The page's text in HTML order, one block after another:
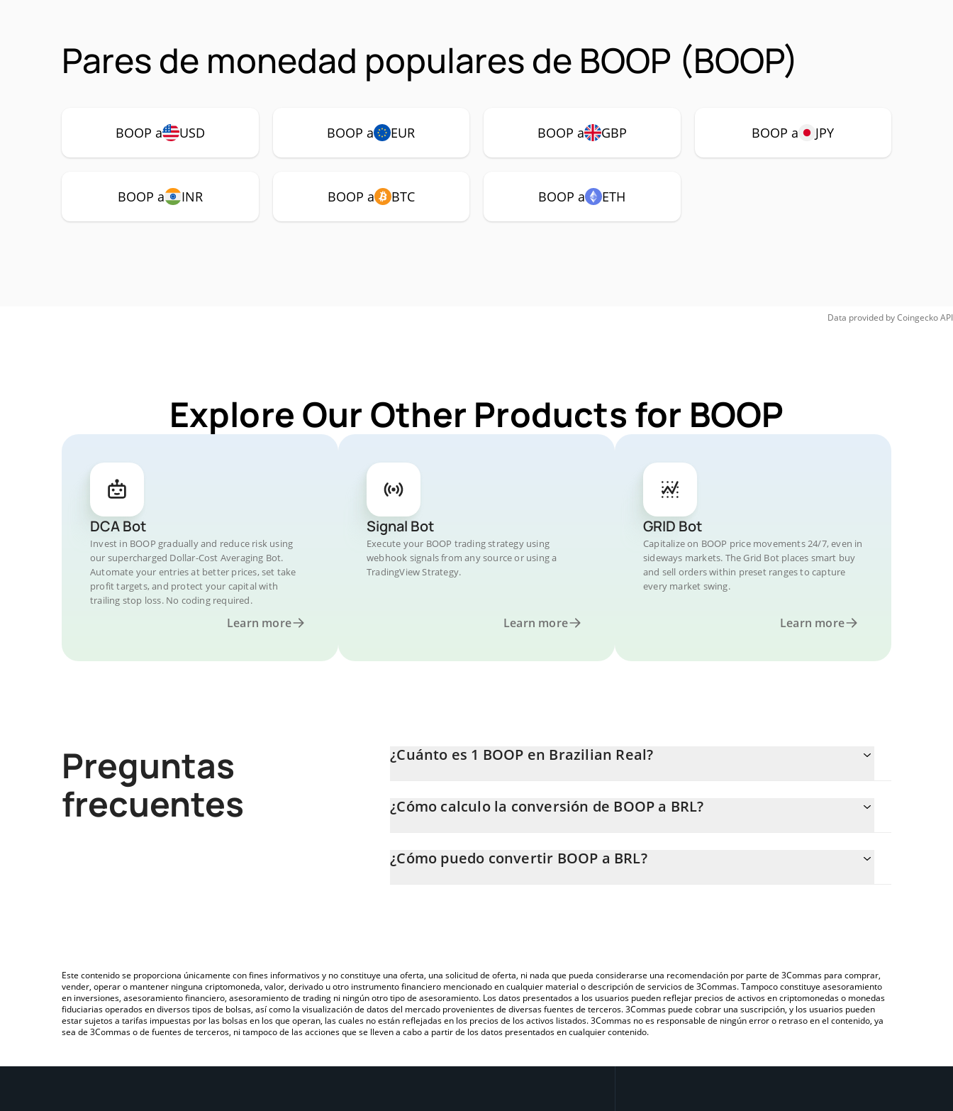
Pares de monedad populares de BOOP (BOOP)
BOOP a USD BOOP a EUR BOOP a GBP BOOP a JPY
BOOP a INR BOOP a BTC BOOP a ETH
Data provided byCoingeckoAPI
Explore Our Other Products for BOOP
DCA Bot
Invest in BOOP gradually and reduce risk using
our supercharged Dollar-Cost Averaging Bot.
Automate your entries at better prices, set take
profit targets, and protect your capital with
trailing stop loss. No coding required.
Learn more
Signal Bot
Execute your BOOP trading strategy using
webhook signals from any source or using a
TradingView Strategy.
Learn more
GRID Bot
Capitalize on BOOP price movements 24/7, even in
sideways markets. The Grid Bot places smart buy
and sell orders within preset ranges to capture
every market swing.
Learn more
Preguntas
frecuentes
¿Cuánto es 1 BOOP en Brazilian Real?
En este momento, 1 BOOP equivale a 0.02662867 BRL.
¿Cómo calculo la conversión de BOOP a BRL?
BRL. Solo necesitas ingresar la cantidad de BOOP en el campo correspondiente, y el valor se convertirá
automáticamente a Brazilian Real (BRL).
¿Cómo puedo convertir BOOP a BRL?
Este contenido se proporciona únicamente con fines informativos y no constituye una oferta, una solicitud de oferta, ni nada que pueda considerarse una recomendación por parte de 3Commas para comprar,
vender, operar o mantener ninguna criptomoneda, valor, derivado u otro instrumento financiero mencionado en cualquier material o descripción de servicios de 3Commas. Tampoco constituye asesoramiento
en inversiones, asesoramiento financiero, asesoramiento de trading ni ningún otro tipo de asesoramiento. Los datos presentados a los usuarios pueden reflejar precios de activos en criptomonedas o monedas
fiduciarias operados en diversos tipos de bolsas, así como la visualización de datos del mercado provenientes de diversas fuentes de terceros. 3Commas puede cobrar una suscripción, y los usuarios pueden
estar sujetos a tarifas impuestas por las bolsas en los que operan, las cuales no están reflejadas en los precios de los activos listados. 3Commas no es responsable de ningún error o retraso en el contenido, ya
sea de 3Commas o de fuentes de terceros, ni tampoco de las acciones que se lleven a cabo a partir de los datos presentados en cualquier contenido.